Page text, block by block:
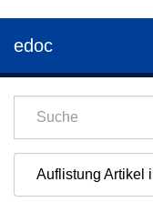
edoc
Auflistung Artikel